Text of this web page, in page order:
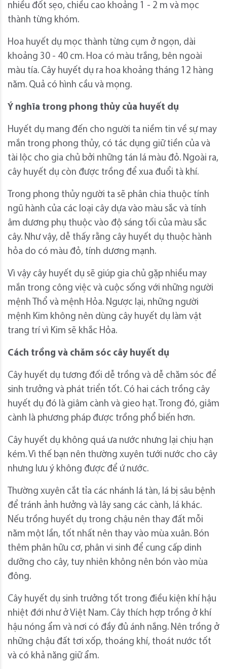
nhiều đốt sẹo, chiều cao khoảng 1 - 2 m và mọc
thành từng khóm.
Hoa huyết dụ mọc thành từng cụm ở ngọn, dài
khoảng 30 - 40 cm. Hoa có màu trắng, bên ngoài
màu tía. Cây huyết dụ ra hoa khoảng tháng 12 hàng
năm. Quả có hình cầu và mọng.
Ý nghĩa trong phong thủy của huyết dụ
Huyết dụ mang đến cho người ta niềm tin về sự may
mắn trong phong thủy, có tác dụng giữ tiền của và
tài lộc cho gia chủ bởi những tán lá màu đỏ. Ngoài ra,
cây huyết dụ còn được trồng để xua đuổi tà khí.
Trong phong thủy người ta sẽ phân chia thuộc tính
ngũ hành của các loại cây dựa vào màu sắc và tính
âm dương phụ thuộc vào độ sáng tối của màu sắc
cây. Như vậy, dễ thấy rằng cây huyết dụ thuộc hành
hỏa do có màu đỏ, tính dương mạnh.
Vì vậy cây huyết dụ sẽ giúp gia chủ gặp nhiều may
mắn trong công việc và cuộc sống với những người
mệnh Thổ và mệnh Hỏa. Ngược lại, những người
mệnh Kim không nên dùng cây huyết dụ làm vật
trang trí vì Kim sẽ khắc Hỏa.
Cách trồng và chăm sóc cây huyết dụ
Cây huyết dụ tương đối dễ trồng và dễ chăm sóc để
sinh trưởng và phát triển tốt. Có hai cách trồng cây
huyết dụ đó là giâm cành và gieo hạt. Trong đó, giâm
cành là phương pháp được trồng phổ biến hơn.
Cây huyết dụ không quá ưa nước nhưng lại chịu hạn
kém. Vì thế bạn nên thường xuyên tưới nước cho cây
nhưng lưu ý không được để ứ nước.
Thường xuyên cắt tỉa các nhánh lá tàn, lá bị sâu bệnh
để tránh ảnh hưởng và lây sang các cành, lá khác.
Nếu trồng huyết dụ trong chậu nên thay đất mỗi
năm một lần, tốt nhất nên thay vào mùa xuân. Bón
thêm phân hữu cơ, phân vi sinh để cung cấp dinh
dưỡng cho cây, tuy nhiên không nên bón vào mùa
đông.
Cây huyết dụ sinh trưởng tốt trong điều kiện khí hậu
nhiệt đới như ở Việt Nam. Cây thích hợp trồng ở khí
hậu nóng ẩm và nơi có đầy đủ ánh nắng. Nên trồng ở
những chậu đất tơi xốp, thoáng khí, thoát nước tốt
và có khả năng giữ ẩm.